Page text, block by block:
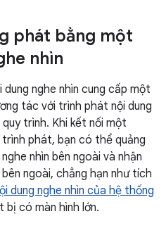
phát bằng một
nhìn
nghe nhìn cung cấp một
tác với trình phát nội dung
trình. Khi kết nối một
trình phát, bạn có thể quảng
nhìn bên ngoài và nhận
ngoài, chẳng hạn như tích
dung nghe nhìn của hệ thống
có màn hình lớn.